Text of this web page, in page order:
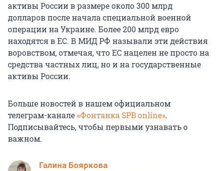
активы России в размере около 300 млрд
долларов после начала специальной военной
операции на Украине. Более 200 млрд евро
находятся в ЕС. В МИД РФ называли эти действия
воровством, отмечая, что ЕС нацелен не просто на
средства частных лиц, но и на государственные
активы России.
Больше новостей в нашем официальном
телеграм-канале«Фонтанка SPB online».
Подписывайтесь, чтобы первыми узнавать о
важном.
Галина Бояркова